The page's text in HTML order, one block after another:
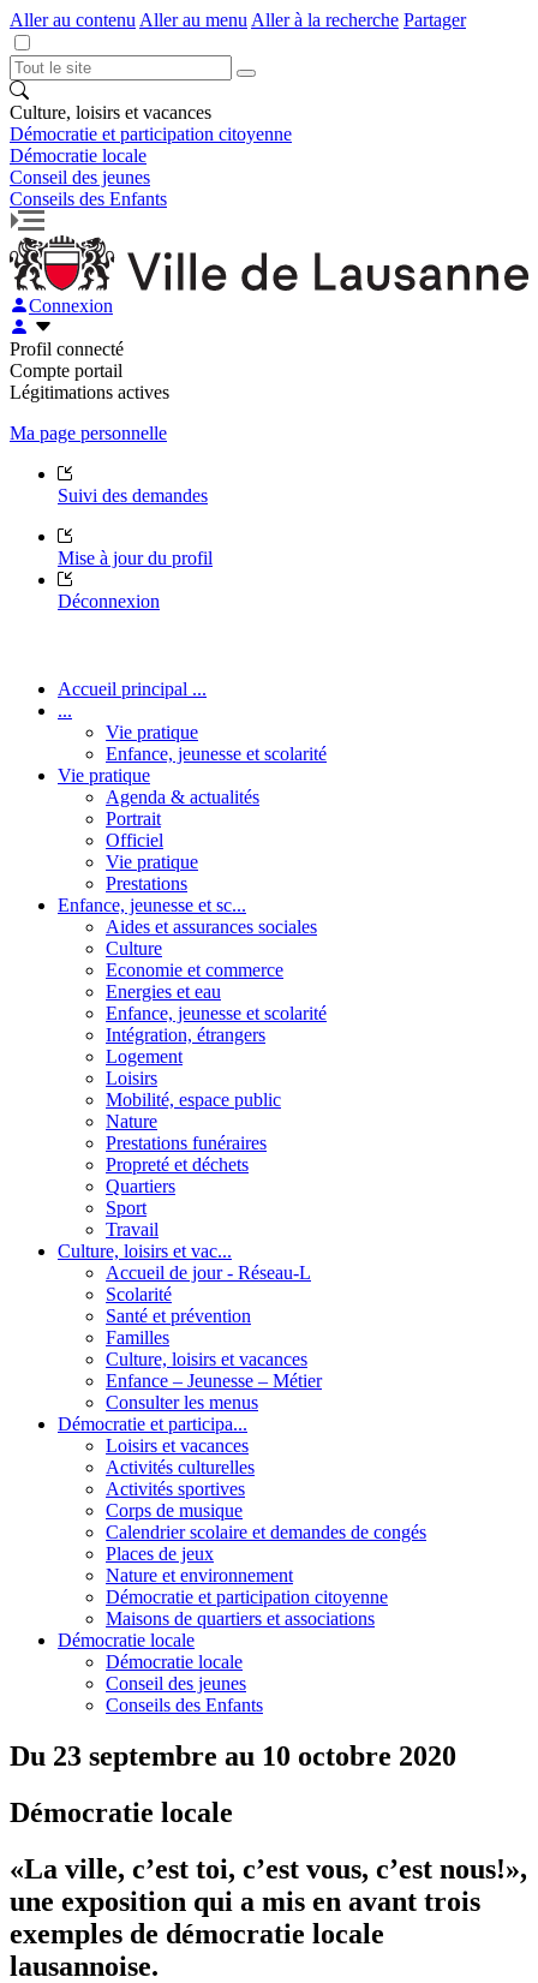
Aller au contenu Aller au menu Aller à la recherche Partager
Culture, loisirs et vacances
Démocratie et participation citoyenne
Démocratie locale
Conseil des jeunes
Conseils des Enfants
Connexion
Profil connecté
Compte portail
Légitimations actives
Ma page personnelle
Suivi des demandes
Mise à jour du profil
Déconnexion
Accueil principal ...
...
Vie pratique
Enfance, jeunesse et scolarité
Vie pratique
Agenda & actualités
Portrait
Officiel
Vie pratique
Prestations
Enfance, jeunesse et sc...
Aides et assurances sociales
Culture
Economie et commerce
Energies et eau
Enfance, jeunesse et scolarité
Intégration, étrangers
Logement
Loisirs
Mobilité, espace public
Nature
Prestations funéraires
Propreté et déchets
Quartiers
Sport
Travail
Culture, loisirs et vac...
Accueil de jour - Réseau-L
Scolarité
Santé et prévention
Familles
Culture, loisirs et vacances
Enfance – Jeunesse – Métier
Consulter les menus
Démocratie et participa...
Loisirs et vacances
Activités culturelles
Activités sportives
Corps de musique
Calendrier scolaire et demandes de congés
Places de jeux
Nature et environnement
Démocratie et participation citoyenne
Maisons de quartiers et associations
Démocratie locale
Démocratie locale
Conseil des jeunes
Conseils des Enfants
Du 23 septembre au 10 octobre 2020
Démocratie locale
«La ville, c’est toi, c’est vous, c’est nous!»,
une exposition qui a mis en avant trois
exemples de démocratie locale
lausannoise.